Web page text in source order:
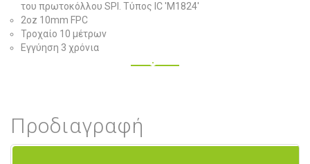
του πρωτοκόλλου SPI. Τύπος IC 'M1824'
2oz 10mm FPC
Τροχαίο 10 μέτρων
Εγγύηση 3 χρόνια
Προδιαγραφή